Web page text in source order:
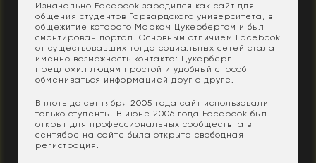
Изначально Facebook зародился как сайт для
общения студентов Гарвардского университета, в
общежитие которого Марком Цукербергом и был
смонтирован портал. Основным отличием Facebook
от существовавших тогда социальных сетей стала
именно возможность контакта: Цукерберг
предложил людям простой и удобный способ
обмениваться информацией друг о друге.
Вплоть до сентября 2005 года сайт использовали
только студенты. В июне 2006 года Facebook был
открыт для профессиональных сообществ, а в
сентябре на сайте была открыта свободная
регистрация.